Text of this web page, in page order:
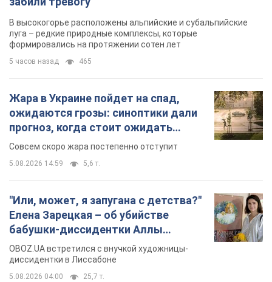
прогноз, когда стоит ожидать
изменения погоды
Совсем скоро жара постепенно отступит
5.08.2026 14:59 5,6 т.
"Или, может, я запугана с детства?"
Елена Зарецкая – об убийстве
бабушки-диссидентки Аллы
Горской, критике сына Стуса и
детьми
OBOZ.UA встретился с внучкой художницы-